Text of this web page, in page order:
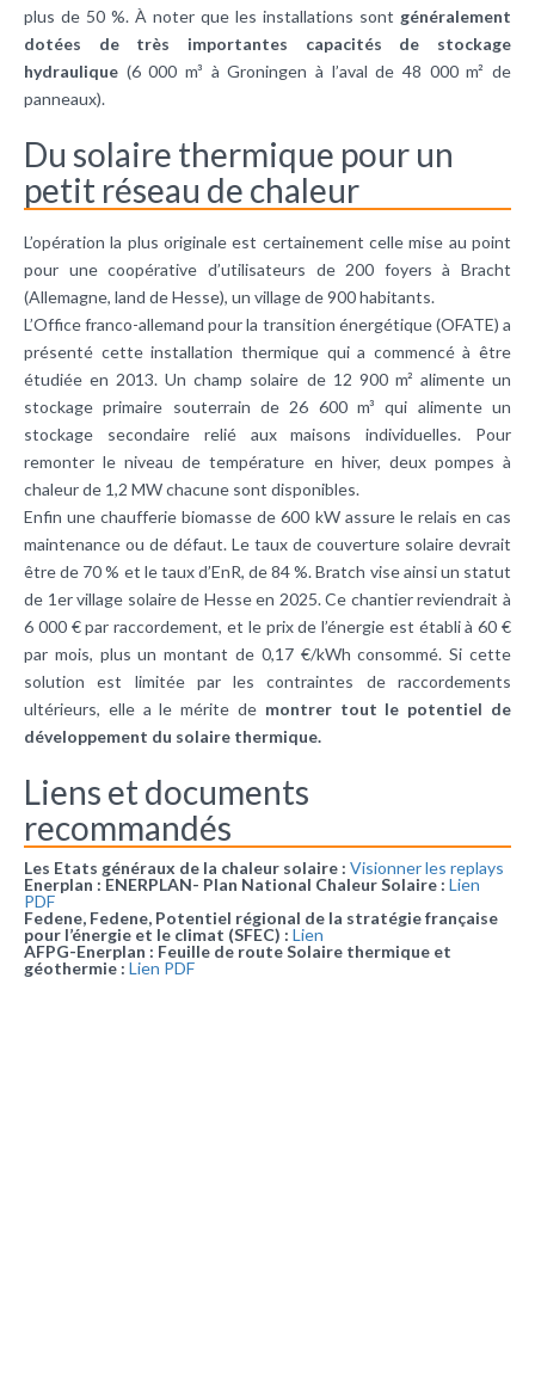
plus de 50 %. À noter que les installations sont généralement
dotées de très importantes capacités de stockage
hydraulique (6 000 m³ à Groningen à l’aval de 48 000 m² de
panneaux).
Du solaire thermique pour un
petit réseau de chaleur
L’opération la plus originale est certainement celle mise au point
pour une coopérative d’utilisateurs de 200 foyers à Bracht
(Allemagne, land de Hesse), un village de 900 habitants.
L’Office franco-allemand pour la transition énergétique (OFATE) a
présenté cette installation thermique qui a commencé à être
étudiée en 2013. Un champ solaire de 12 900 m² alimente un
stockage primaire souterrain de 26 600 m³ qui alimente un
stockage secondaire relié aux maisons individuelles. Pour
remonter le niveau de température en hiver, deux pompes à
chaleur de 1,2 MW chacune sont disponibles.
Enfin une chaufferie biomasse de 600 kW assure le relais en cas
maintenance ou de défaut. Le taux de couverture solaire devrait
être de 70 % et le taux d’EnR, de 84 %. Bratch vise ainsi un statut
de 1er village solaire de Hesse en 2025. Ce chantier reviendrait à
6 000 € par raccordement, et le prix de l’énergie est établi à 60 €
par mois, plus un montant de 0,17 €/kWh consommé. Si cette
solution est limitée par les contraintes de raccordements
ultérieurs, elle a le mérite de montrer tout le potentiel de
développement du solaire thermique.
Liens et documents
recommandés
Les Etats généraux de la chaleur solaire : Visionner les replays
Enerplan : ENERPLAN- Plan National Chaleur Solaire : Lien
PDF
Fedene, Fedene, Potentiel régional de la stratégie française
pour l’énergie et le climat (SFEC) : Lien
AFPG-Enerplan : Feuille de route Solaire thermique et
géothermie : Lien PDF